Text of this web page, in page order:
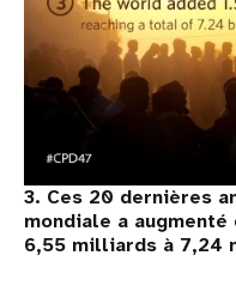
3. Ces 20 dernières
mondiale a
6,55 milliards à 7,24